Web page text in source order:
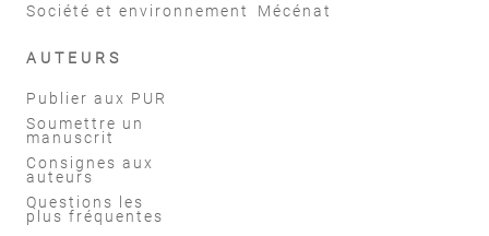
Société et environnement
Mécénat
AUTEURS
Publier aux PUR
Soumettre un
manuscrit
Consignes aux
auteurs
Questions les
plus fréquentes